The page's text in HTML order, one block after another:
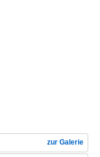
zur Galerie